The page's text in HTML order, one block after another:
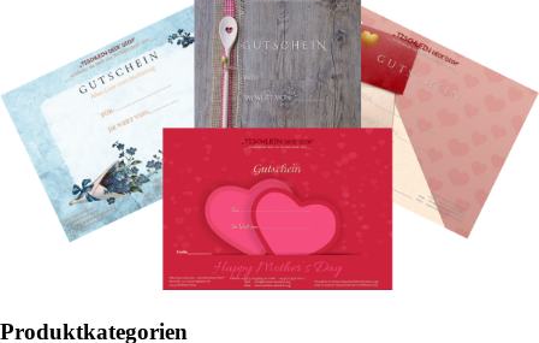
Produktkategorien